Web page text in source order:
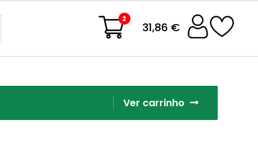
2
31,86 €
Ver carrinho